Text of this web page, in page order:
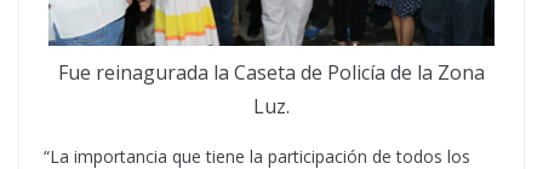
Fue reinagurada la Caseta de Policía de la Zona
Luz.
“La importancia que tiene la participación de todos los